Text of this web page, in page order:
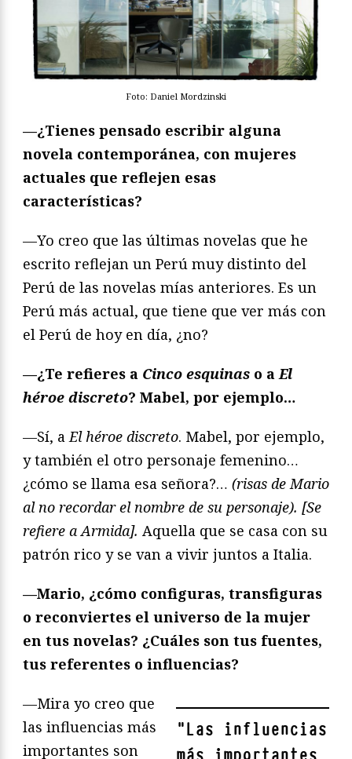
Foto: Daniel Mordzinski
—¿Tienes pensado escribir alguna
novela contemporánea, con mujeres
actuales que reflejen esas
características?
—Yo creo que las últimas novelas que he
escrito reflejan un Perú muy distinto del
Perú de las novelas mías anteriores. Es un
Perú más actual, que tiene que ver más con
el Perú de hoy en día, ¿no?
—¿Te refieres a Cinco esquinas o a El
héroe discreto? Mabel, por ejemplo…
—Sí, a El héroe discreto. Mabel, por ejemplo,
y también el otro personaje femenino…
¿cómo se llama esa señora?… (risas de Mario
al no recordar el nombre de su personaje). [Se
refiere a Armida]. Aquella que se casa con su
patrón rico y se van a vivir juntos a Italia.
—Mario, ¿cómo configuras, transfiguras
o reconviertes el universo de la mujer
en tus novelas? ¿Cuáles son tus fuentes,
tus referentes o influencias?
"Las influencias
—Mira yo creo que
las influencias más
importantes son